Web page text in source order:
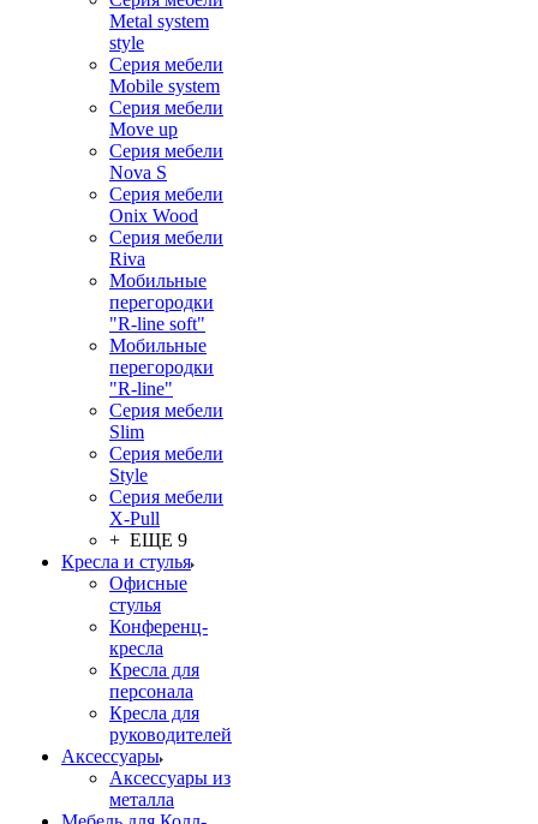
Metal system
style
Серия мебели
Mobile system
Серия мебели
Move up
Серия мебели
Nova S
Серия мебели
Onix Wood
Серия мебели
Riva
Мобильные
перегородки
"R-line soft"
Мобильные
перегородки
"R-line"
Серия мебели
Slim
Серия мебели
Style
Серия мебели
X-Pull
+ ЕЩЕ 9
Кресла и стулья
Офисные
стулья
Конференц-
кресла
Кресла для
персонала
Кресла для
руководителей
Аксессуары
Аксессуары из
металла